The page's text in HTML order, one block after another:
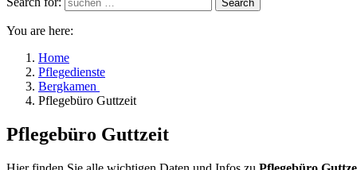
Search
You are here:
Home
Pflegedienste
Bergkamen
Pflegebüro Guttzeit
Pflegebüro Guttzeit